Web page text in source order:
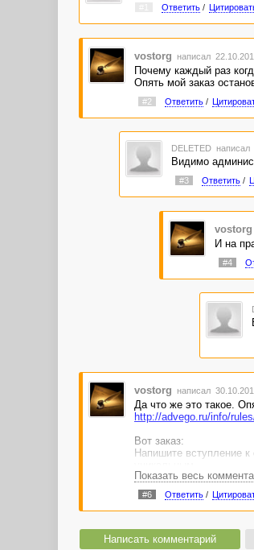
Ответить/
vostorg написал
Почему каждый раз
Опять мой заказ
#2 Ответить/
DELETED написал
Видимо
#3 Ответить/
vostorg
И на
#4
vostorg написал
Да что же это такое.
http://advego.ru/info/
Вот заказ:
Напишите вступление
Обязательно
парашют
прыжки с парашютом
прыгнуть с парашютом
Показать весь
#6 Ответить/
Написать комментарий